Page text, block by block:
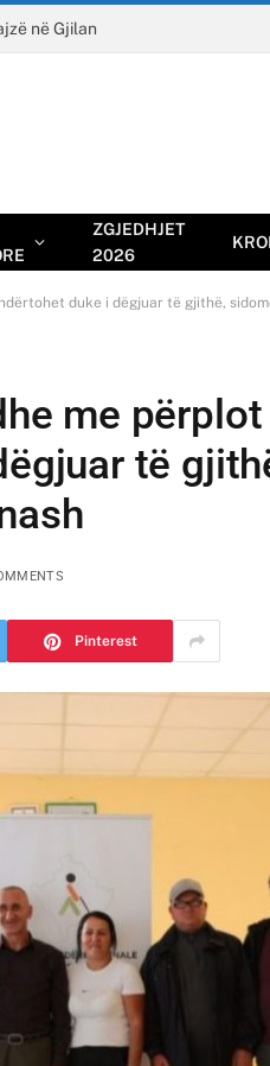
në Gjilan
ZGJEDHJET
2026
duke i dëgjuar të gjithë,
me
të
Pinterest